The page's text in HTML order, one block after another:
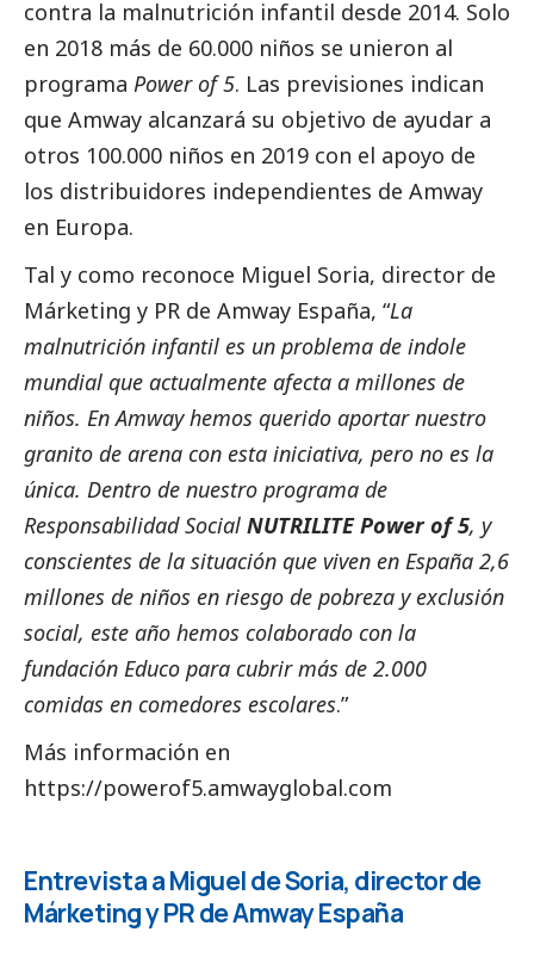
contra la malnutrición infantil desde 2014. Solo
en 2018 más de 60.000 niños se unieron al
programa Power of 5. Las previsiones indican
que Amway alcanzará su objetivo de ayudar a
otros 100.000 niños en 2019 con el apoyo de
los distribuidores independientes de Amway
en Europa.
Tal y como reconoce Miguel Soria, director de
Márketing y PR de Amway España, “La
malnutrición infantil es un problema de indole
mundial que actualmente afecta a millones de
niños. En Amway hemos querido aportar nuestro
granito de arena con esta iniciativa, pero no es la
única. Dentro de nuestro programa de
ResponsabilidadSocial NUTRILITE Power of 5, y
conscientes de la situación que viven en España 2,6
millones de niños en riesgo de pobreza y exclusión
social, este año hemos colaborado con la
fundación Educo para cubrir más de 2.000
comidas en comedores escolares.”
Más información en
https://powerof5.amwayglobal.com
Entrevista a Miguel de Soria, director de
Márketing y PR de Amway España